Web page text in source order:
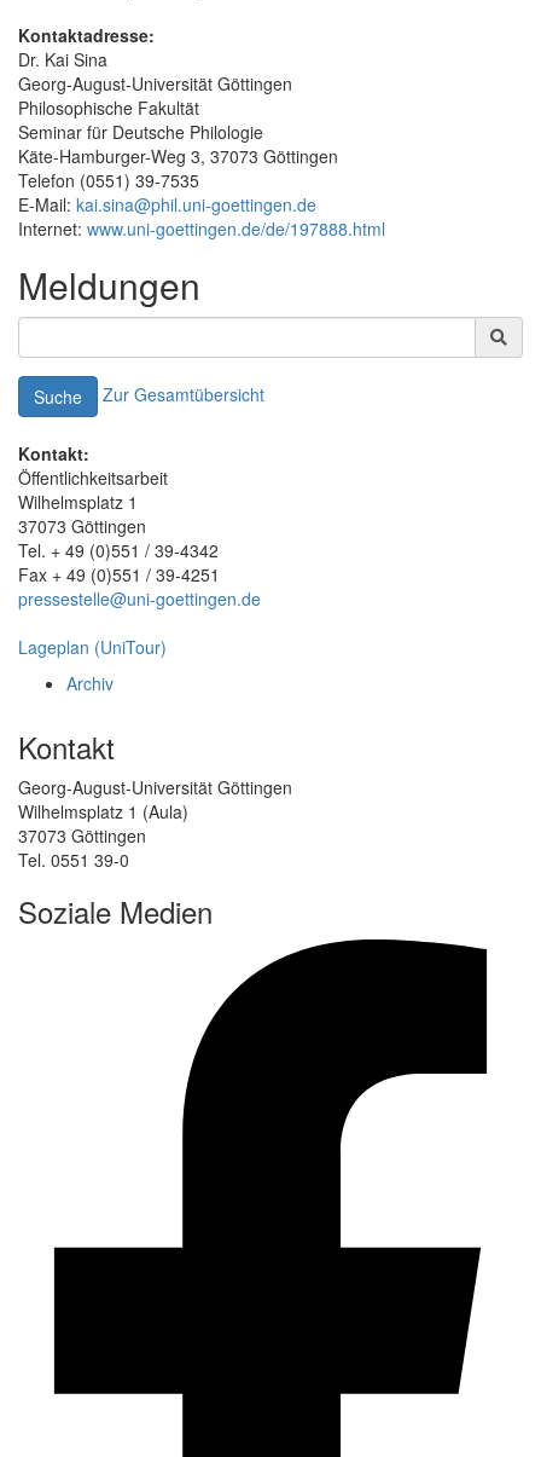
Kontaktadresse:
Dr. Kai Sina
Georg-August-Universität Göttingen
Philosophische Fakultät
Seminar für Deutsche Philologie
Käte-Hamburger-Weg 3, 37073 Göttingen
Telefon (0551) 39-7535
E-Mail: kai.sina@phil.uni-goettingen.de
Internet: www.uni-goettingen.de/de/197888.html
Meldungen
Suche Zur Gesamtübersicht
Kontakt:
Öffentlichkeitsarbeit
Wilhelmsplatz 1
37073 Göttingen
Tel. + 49 (0)551 / 39-4342
Fax + 49 (0)551 / 39-4251
pressestelle@uni-goettingen.de
Lageplan (UniTour)
Archiv
Kontakt
Georg-August-Universität Göttingen
Wilhelmsplatz 1 (Aula)
37073 Göttingen
Tel. 0551 39-0
Soziale Medien